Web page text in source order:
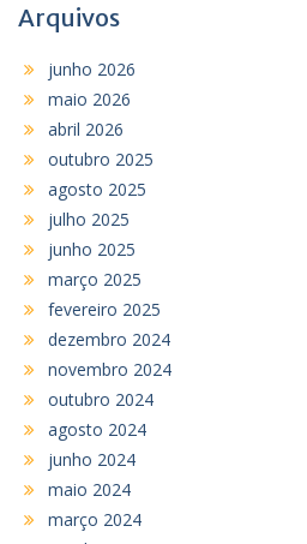
Arquivos
junho 2026
maio 2026
abril 2026
outubro 2025
agosto 2025
julho 2025
junho 2025
março 2025
fevereiro 2025
dezembro 2024
novembro 2024
outubro 2024
agosto 2024
junho 2024
maio 2024
março 2024